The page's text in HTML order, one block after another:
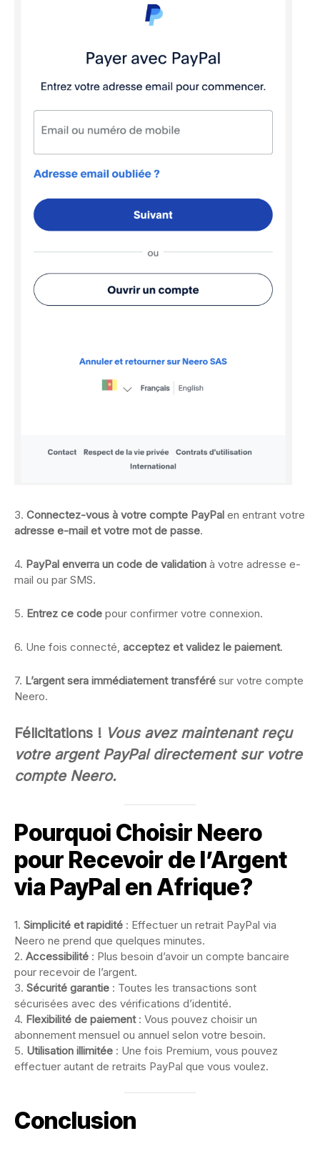
3. Connectez-vous à votre compte PayPal en entrant votre
adresse e-mail et votre mot de passe.
4. PayPal enverra un code de validation à votre adresse e-
mail ou par SMS.
5. Entrez ce code pour confirmer votre connexion.
6. Une fois connecté, acceptez et validez le paiement.
7. L’argent sera immédiatement transféré sur votre compte
Neero.
Félicitations ! Vous avez maintenant reçu
votre argent PayPal directement sur votre
compte Neero.
Pourquoi Choisir Neero
pour Recevoir de l’Argent
via PayPal en Afrique?
1. Simplicité et rapidité : Effectuer un retrait PayPal via
Neero ne prend que quelques minutes.
2. Accessibilité : Plus besoin d’avoir un compte bancaire
pour recevoir de l’argent.
3. Sécurité garantie : Toutes les transactions sont
sécurisées avec des vérifications d’identité.
4. Flexibilité de paiement: Vous pouvez choisir un
abonnement mensuel ou annuel selon votre besoin.
5. Utilisation illimitée : Une fois Premium, vous pouvez
effectuer autant de retraits PayPal que vous voulez.
Conclusion